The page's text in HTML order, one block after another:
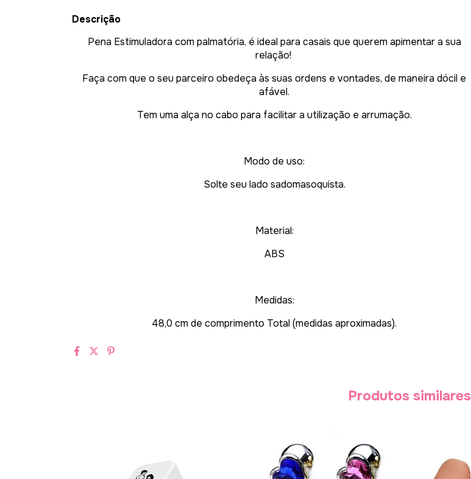
Descrição
Pena Estimuladora com palmatória, é ideal para casais que querem apimentar a sua
relação!
Faça com que o seu parceiro obedeça às suas ordens e vontades, de maneira dócil e
afável.
Tem uma alça no cabo para facilitar a utilização e arrumação.
Modo de uso:
Solte seu lado sadomasoquista.
Material:
ABS
Medidas:
48,0 cm decomprimento Total (medidas aproximadas).
Produtos similares